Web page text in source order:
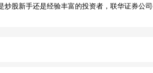
股新手还是经验丰富的投资者，联华证券公司